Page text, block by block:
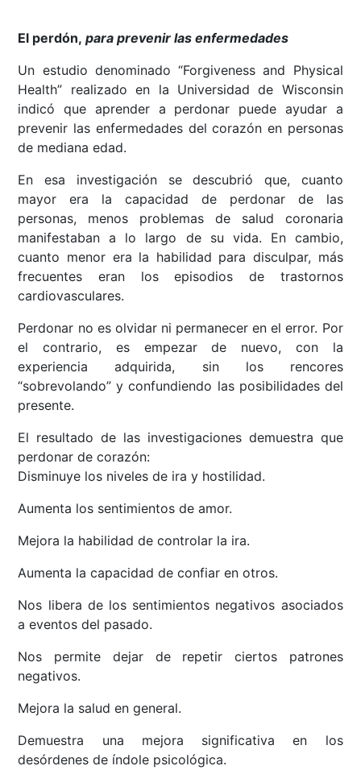
El perdón,para prevenir las enfermedades
Un estudio denominado “Forgiveness and Physical
Health” realizado en la Universidad de Wisconsin
indicó que aprender a perdonar puede ayudar a
prevenir las enfermedades del corazón en personas
de mediana edad.
En esa investigación se descubrió que, cuanto
mayor era la capacidad de perdonar de las
personas, menos problemas de salud coronaria
manifestaban a lo largo de su vida. En cambio,
cuanto menor era la habilidad para disculpar, más
frecuentes eran los episodios de trastornos
cardiovasculares.
Perdonar no es olvidar ni permanecer en el error. Por
el contrario, es empezar de nuevo, con la
experiencia adquirida, sin los rencores
“sobrevolando” y confundiendo las posibilidades del
presente.
El resultado de las investigaciones demuestra que
perdonar de corazón:
Disminuye los niveles de ira y hostilidad.
Aumenta los sentimientos de amor.
Mejora la habilidad de controlar la ira.
Aumenta la capacidad de confiar en otros.
Nos libera de los sentimientos negativos asociados
a eventos del pasado.
Nos permite dejar de repetir ciertos patrones
negativos.
Mejora la salud en general.
Demuestra una mejora significativa en los
desórdenes de índole psicológica.